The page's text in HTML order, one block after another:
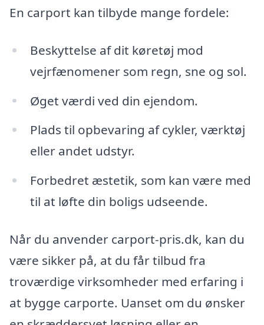
En carport kan tilbyde mange fordele:
Beskyttelse af dit køretøj mod
vejrfænomener som regn, sne og sol.
Øget værdi ved din ejendom.
Plads til opbevaring af cykler, værktøj
eller andet udstyr.
Forbedret æstetik, som kan være med
til at løfte din boligs udseende.
Når du anvender carport-pris.dk, kan du
være sikker på, at du får tilbud fra
troværdige virksomheder med erfaring i
at bygge carporte. Uanset om du ønsker